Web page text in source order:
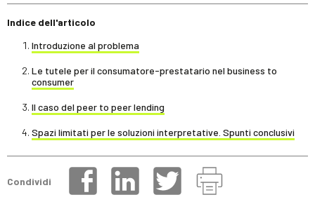
Indice dell'articolo
Introduzione al problema
Le tutele per il consumatore-prestatario nel business to
consumer
Il caso del peer to peer lending
Spazi limitati per le soluzioni interpretative. Spunti conclusivi
Condividi